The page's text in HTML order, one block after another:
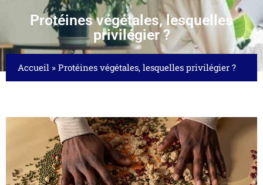
Protéines végétales, lesquelles
privilégier ?
Accueil » Protéines végétales, lesquelles privilégier ?